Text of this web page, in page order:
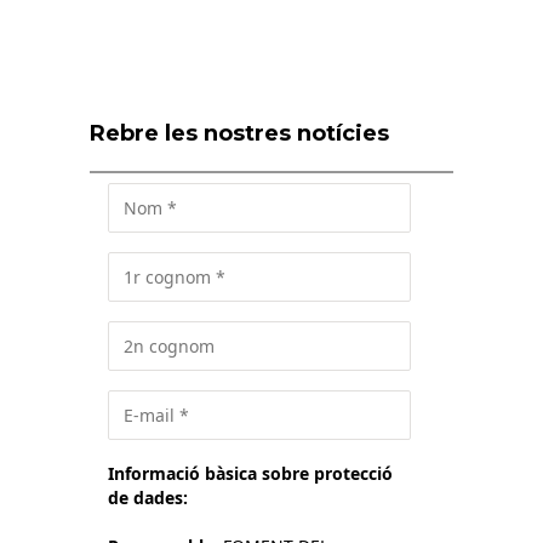
Rebre les nostres notícies
Informació bàsica sobre protecció
de dades: